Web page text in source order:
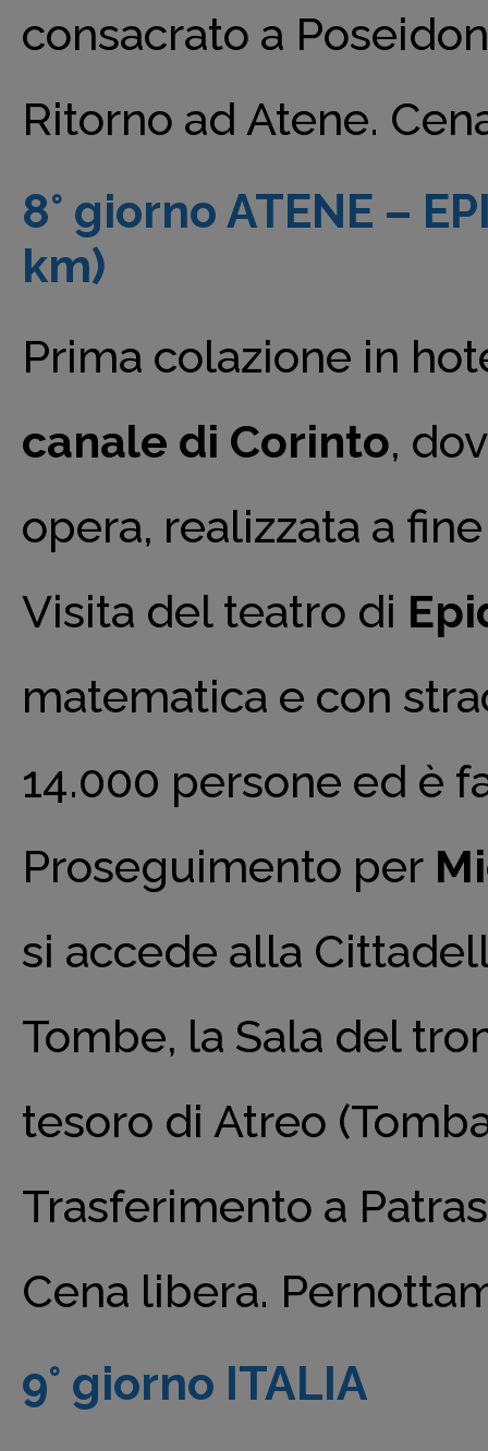
consacrato a
Ritorno ad Atene.
8° giorno ATENE –
km)
Prima colazione in
canale di Corinto,
opera, realizzata a
Visita del teatro di
matematica e con
14.000 persone ed è
Proseguimento per
si accede alla
Tombe, la Sala del
tesoro di Atreo
Trasferimento a
Cena libera.
9° giorno ITALIA